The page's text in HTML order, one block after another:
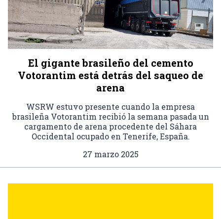
El gigante brasileño del cemento
Votorantim está detrás del saqueo de
arena
WSRW estuvo presente cuando la empresa
brasileña Votorantim recibió la semana pasada un
cargamento de arena procedente del Sáhara
Occidental ocupado en Tenerife, España.
27 marzo 2025